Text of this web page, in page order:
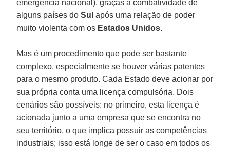
emergência nacional), graças à combatividade de
alguns países doSul após uma relação de poder
muito violenta com os Estados Unidos.
Mas é um procedimento que pode ser bastante
complexo, especialmente se houver várias patentes
para o mesmo produto. Cada Estado deve acionar por
sua própria conta uma licença compulsória. Dois
cenários são possíveis: no primeiro, esta licença é
acionada junto a uma empresa que se encontra no
seu território, o que implica possuir as competências
industriais; isso está longe de ser o caso em todos os